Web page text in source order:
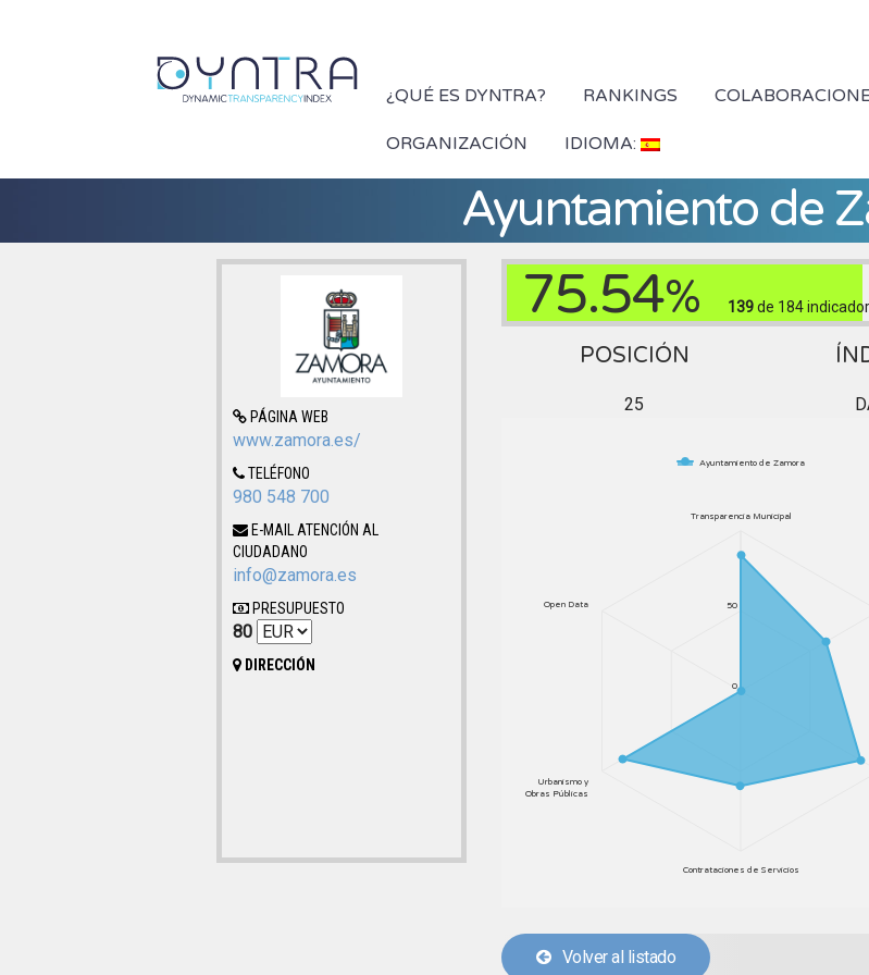
¿QUÉ ES DYNTRA? RANKINGS
ORGANIZACIÓN IDIOMA:
Ayuntamiento de
PÁGINA WEB
www.zamora.es/
TELÉFONO
980 548 700
E-MAIL ATENCIÓN AL
CIUDADANO
info@zamora.es
PRESUPUESTO
80
DIRECCIÓN
75.54% 139de 184
POSICIÓN
25
Ayuntamiento de Zamora
Transparencia Municipal
Contrataciones de Servicios
Urbanismo y
Obras Públicas
Open Data
0
50
Volver al listado